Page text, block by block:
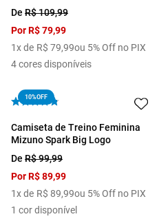
De R$109,99
PorR$79,99
1x de R$ 79,99ou 5% Off no PIX
4cores disponíveis
10%OFF
Camiseta de Treino Feminina
Mizuno Spark Big Logo
De R$99,99
PorR$89,99
1x de R$ 89,99ou 5% Off no PIX
1 cor disponível